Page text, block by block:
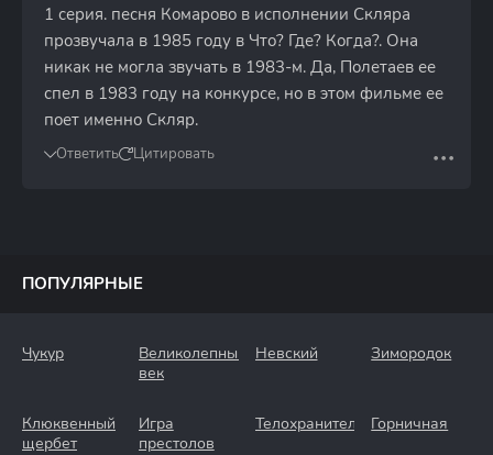
1 серия. песня Комарово в исполнении Скляра
прозвучала в 1985 году в Что? Где? Когда?. Она
никак не могла звучать в 1983-м. Да, Полетаев ее
спел в 1983 году на конкурсе, но в этом фильме ее
поет именно Скляр.
Ответить Цитировать
ПОПУЛЯРНЫЕ
Чукур
Великолепный
век
Невский Зимородок
Клюквенный
щербет
Игра
престолов
Телохранители Горничная